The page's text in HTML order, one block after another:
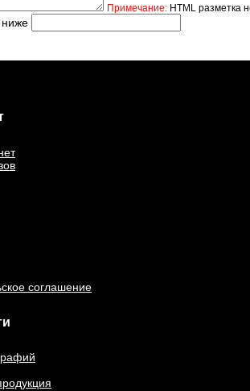
Примечание: HTML разметка
ниже
соглашение